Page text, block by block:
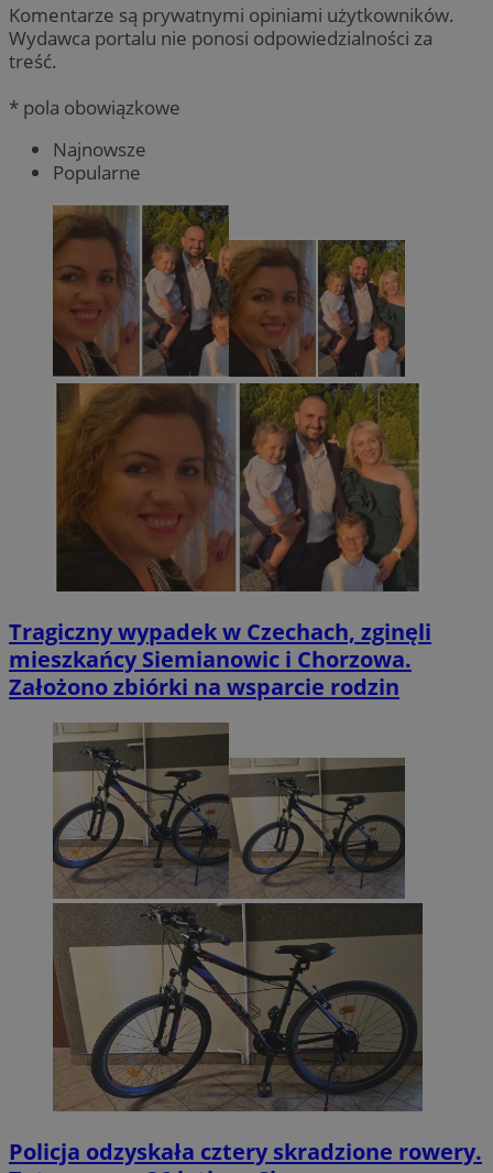
Komentarze są prywatnymi opiniami użytkowników.
Wydawca portalu nie ponosi odpowiedzialności za
treść.
* pola obowiązkowe
Najnowsze
Popularne
Tragiczny wypadek w Czechach, zginęli
mieszkańcy Siemianowic i Chorzowa.
Założono zbiórki na wsparcie rodzin
Policja odzyskała cztery skradzione rowery.